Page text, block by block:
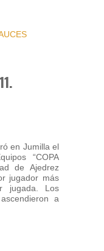
en Jumilla el
“COPA
de Ajedrez
jugador más
jugada. Los
a